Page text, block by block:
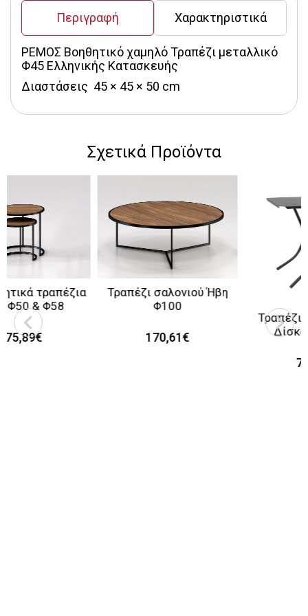
Περιγραφή Χαρακτηριστικά
ΡΕΜΟΣ Βοηθητικό χαμηλό Τραπέζι μεταλλικό
Φ45 Ελληνικής Κατασκευής
Διαστάσεις  45 × 45 × 50 cm
Σχετικά Προϊόντα
Τραπέζι σαλονιού Ήβη
Τραπέζι Πτυσσόμενο
Δίσκαλο 60x80